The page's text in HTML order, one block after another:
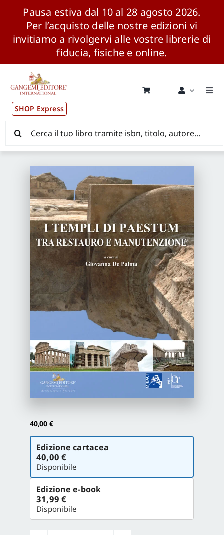
Pausa estiva dal 10 al 28 agosto 2026.
Per l’acquisto delle nostre edizioni vi
invitiamo a rivolgervi alle vostre librerie di
fiducia, fisiche e online.
contenuto
SHOP Express
Pubblicazioni
News ed Eventi
Distribuzione Wolrdwide
CONSIP / MEPA / ANVUR / CINECA
Newsletter
Autori
Proposte di pubblicazione
Gangemi Editore
Newsletter
per:
40,00 €
Scegli
versione
Edizione cartacea
40,00 €
Disponibile
Edizione e-book
31,99 €
Disponibile